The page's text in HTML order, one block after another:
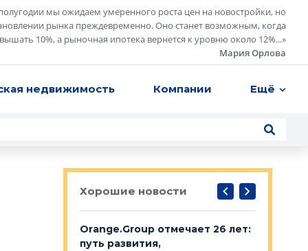
мы ожидаем умеренного роста цен на новостройки, но
рынка преждевременно. Оно станет возможным, когда
10%, а рыночная ипотека вернется к уровню около 12%...»
Мария Орлова
недвижимость Компании Ещё
Хорошие новости
Orange.Group отмечает 26 лет:
путь развития,